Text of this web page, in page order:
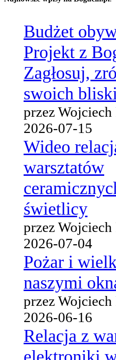
Budżet
Projekt z
Zagłosuj,
swoich
przez Wojciech
2026-07-15
Wideo
warsztatów
świetlicy
przez Wojciech
2026-07-04
Pożar i
naszymi
przez Wojciech
2026-06-16
Relacja z